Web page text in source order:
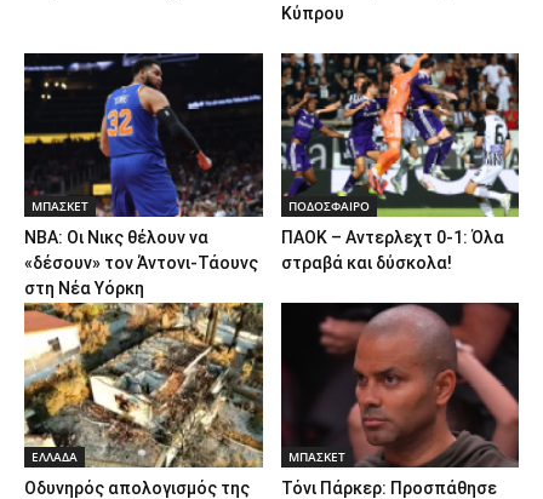
Κύπρου
ΜΠΑΣΚΕΤ
NBA: Οι Νικς θέλουν να
«δέσουν» τον Άντονι-Τάουνς
στη Νέα Υόρκη
ΠΟΔΟΣΦΑΙΡΟ
ΠΑΟΚ – Αντερλεχτ 0-1: Όλα
στραβά και δύσκολα!
ΕΛΛΑΔΑ
Οδυνηρός απολογισμός της
ΜΠΑΣΚΕΤ
Τόνι Πάρκερ: Προσπάθησε